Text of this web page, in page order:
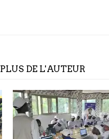
PLUS DE L'AUTEUR